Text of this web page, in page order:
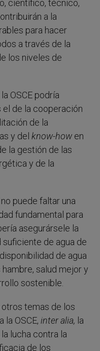
científico, técnico,
a la
para hacer
a través de la
los niveles de
OSCE podría
de la cooperación
de la
y del know-how en
la gestión de las
y de la
puede faltar una
fundamental para
asegurársele la
de agua de
de agua
salud mejor y
sostenible.
otros temas de los
OSCE, inter alia, la
lucha contra la
de los